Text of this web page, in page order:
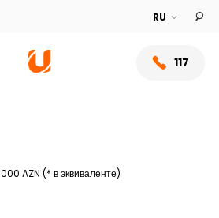
117
AZN (* в эквиваленте)